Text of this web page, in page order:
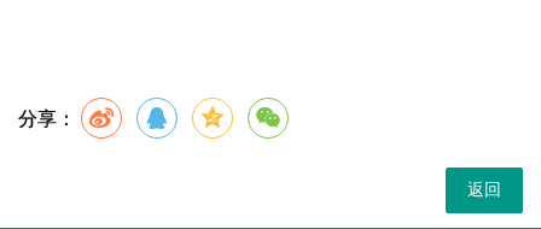
分享：
返回